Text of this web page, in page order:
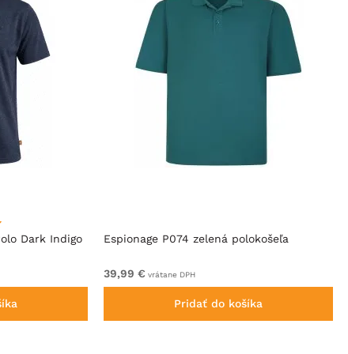
Dark Indigo Espionage P074 zelená polokošeľa
39,99 € vrátane DPH
Pridať do košíka